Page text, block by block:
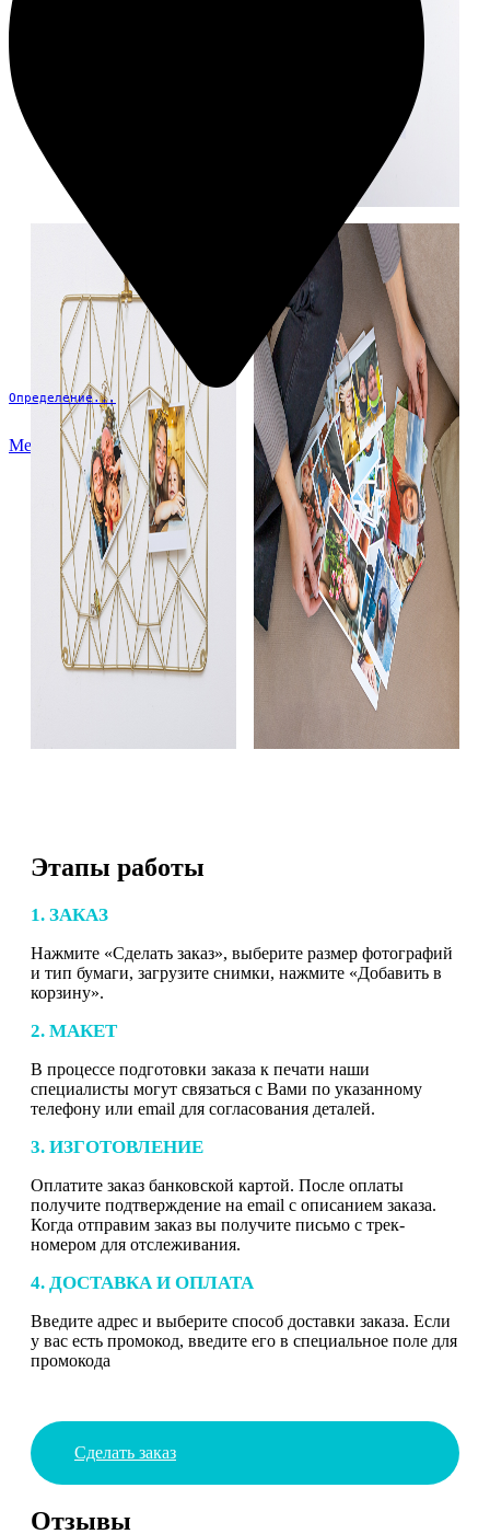
Определение...
Меню
Этапы работы
1. ЗАКАЗ
Нажмите «Сделать заказ», выберите размер фотографий
и тип бумаги, загрузите снимки, нажмите «Добавить в
корзину».
2. МАКЕТ
В процессе подготовки заказа к печати наши
специалисты могут связаться с Вами по указанному
телефону или email для согласования деталей.
3. ИЗГОТОВЛЕНИЕ
Оплатите заказ банковской картой. После оплаты
получите подтверждение на email с описанием заказа.
Когда отправим заказ вы получите письмо с трек-
номером для отслеживания.
4. ДОСТАВКА И ОПЛАТА
Введите адрес и выберите способ доставки заказа. Если
у вас есть промокод, введите его в специальное поле для
промокода
Сделать заказ
Отзывы